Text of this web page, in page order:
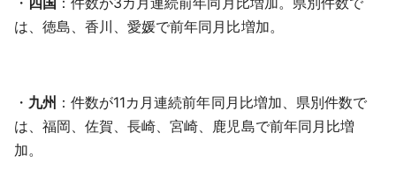
は、徳島、香川、愛媛で前年同月比増加。
・ 九州 ：件数が11カ月連続前年同月比増加、県別件数で
は、福岡、佐賀、長崎、宮崎、鹿児島で前年同月比増
加。